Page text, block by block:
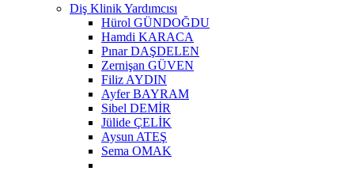
Diş Klinik Yardımcısı
Hürol GÜNDOĞDU
Hamdi KARACA
Pınar DAŞDELEN
Zernişan GÜVEN
Filiz AYDIN
Ayfer BAYRAM
Sibel DEMİR
Jülide ÇELİK
Aysun ATEŞ
Sema OMAK